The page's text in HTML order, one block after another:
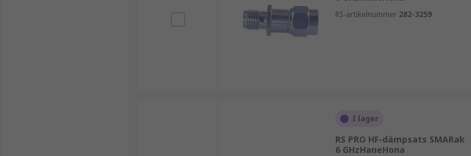
RS-artikelnummer 282-3259
I lager
RS PRO HF-dämpsats SMARak
6 GHzHaneHona